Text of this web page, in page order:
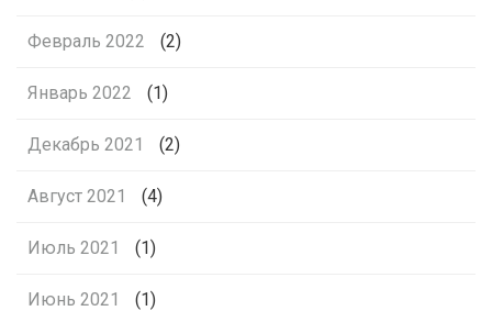
Февраль 2022 (2)
Январь 2022 (1)
Декабрь 2021 (2)
Август 2021 (4)
Июль 2021 (1)
Июнь 2021 (1)